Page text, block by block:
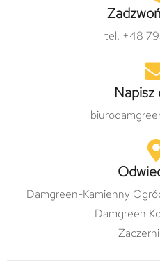
tel. +48
Napisz
Damgreen-Kamienny
Damgreen